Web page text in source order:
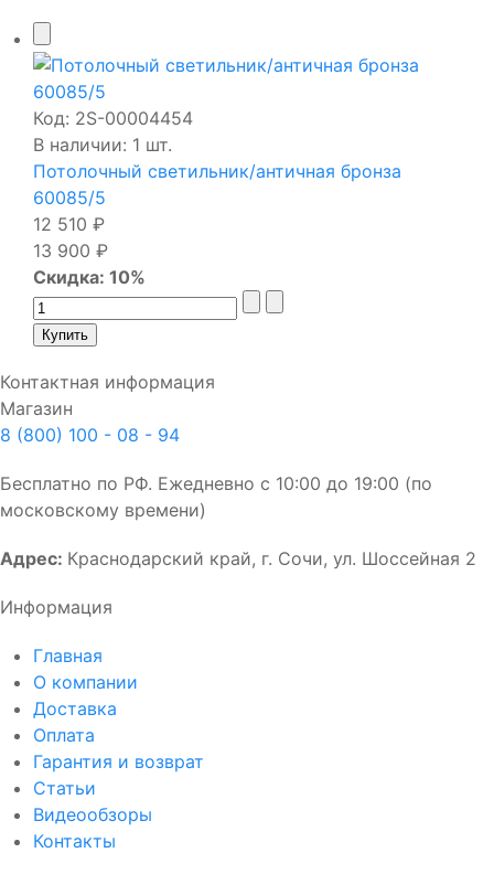
Код: 2S-00004454
В наличии: 1 шт.
Потолочный светильник/античная бронза
60085/5
12 510 ₽
13 900 ₽
Скидка: 10%
Контактная информация
Магазин
8 (800) 100 - 08 - 94
Бесплатно по РФ. Ежедневно с 10:00 до 19:00 (по
московскому времени)
Адрес: Краснодарский край, г. Сочи, ул. Шоссейная 2
Информация
Главная
О компании
Доставка
Оплата
Гарантия и возврат
Статьи
Видеообзоры
Контакты